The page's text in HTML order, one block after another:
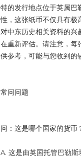
特的发行地点位于英属巴
性，这张纸币不仅具有极
对中东历史相关资料的兴
在重新评估。请注意，每
供参考，可能与您收到的
常问问题
问：这是哪个国家的货币
A. 这是由英国托管巴勒斯